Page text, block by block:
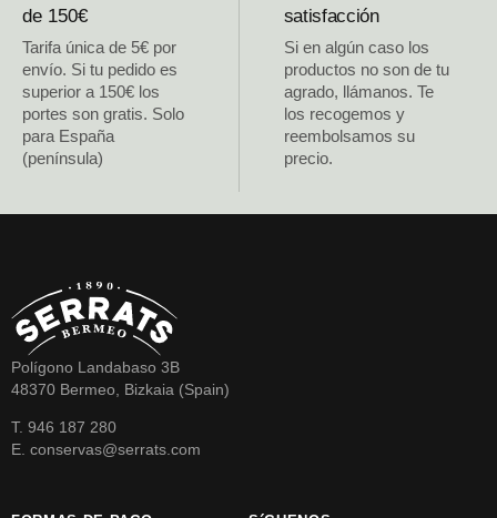
de 150€
Tarifa única de 5€ por
envío. Si tu pedido es
superior a 150€ los
portes son gratis. Solo
para España
(península)
satisfacción
Si en algún caso los
productos no son de tu
agrado, llámanos. Te
los recogemos y
reembolsamos su
precio.
Polígono Landabaso 3B
48370 Bermeo, Bizkaia (Spain)
T. 946 187 280
E. conservas@serrats.com